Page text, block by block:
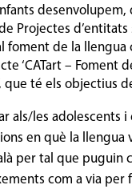
desenvolupem,
Projectes d’entitats
foment de la llengua
‘CATart – Foment
que té els objectius
als/les adolescents i
en què la llengua
per tal que puguin
com a via per